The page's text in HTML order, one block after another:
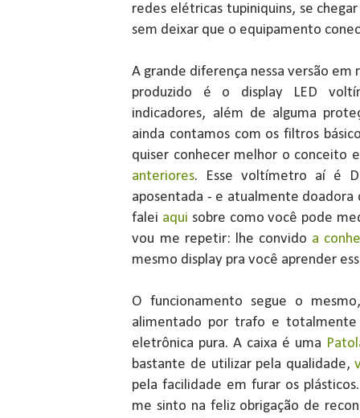
redes elétricas tupiniquins, se
sem deixar que o equipamento
A grande diferença nessa versão
produzido é o display LED
indicadores, além de alguma
ainda contamos com os filtros
quiser conhecer melhor o conceito
anteriores. Esse voltímetro aí é
aposentada - e atualmente doadora
falei aqui sobre como você pode
vou me repetir: lhe convido a
mesmo display pra você aprender
O funcionamento segue o
alimentado por trafo e
eletrônica pura. A caixa é uma
bastante de utilizar pela qualidade,
pela facilidade em furar os
me sinto na feliz obrigação de